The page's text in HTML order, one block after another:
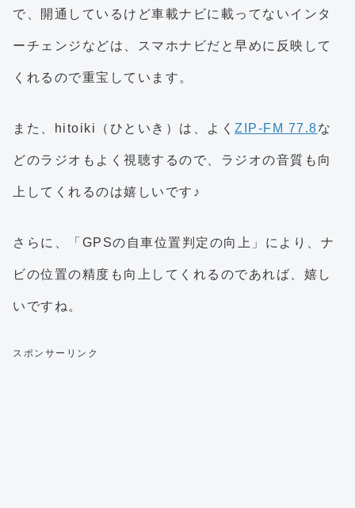
で、開通しているけど車載ナビに載ってないインタ
ーチェンジなどは、スマホナビだと早めに反映して
くれるので重宝しています。
また、hitoiki（ひといき）は、よく ZIP-FM 77.8な
どのラジオもよく視聴するので、ラジオの音質も向
上してくれるのは嬉しいです♪
さらに、「GPSの自車位置判定の向上」により、ナ
ビの位置の精度も向上してくれるのであれば、嬉し
いですね。
スポンサーリンク